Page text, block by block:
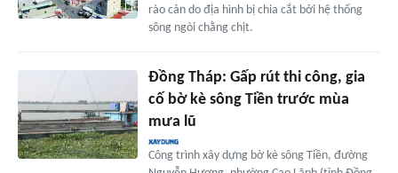
rào cản do địa hình bị chia cắt bởi hệ thống
sông ngòi chằng chịt.
Đồng Tháp: Gấp rút thi công, gia
cố bờ kè sông Tiền trước mùa
mưa lũ
Công trình xây dựng bờ kè sông Tiền, đường